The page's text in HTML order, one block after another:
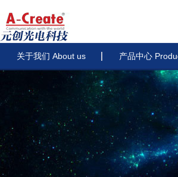
关于我们 About us 产品中心